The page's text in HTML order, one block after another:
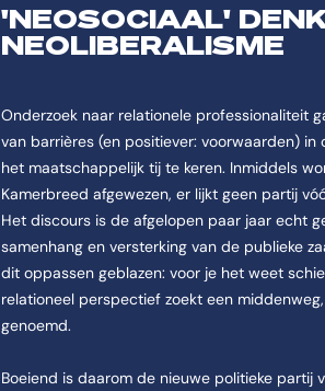
'NEOSOCIAAL'
NEOLIBERALISME
Onderzoek naar relationele professionaliteit
van barrières (en positiever: voorwaarden)
het maatschappelijk tij te keren. Inmiddels
Kamerbreed afgewezen, er lijkt geen partij
Het discours is de afgelopen paar jaar echt
samenhang en versterking van de publieke
dit oppassen geblazen: voor je het weet
relationeel perspectief zoekt een
genoemd.
Boeiend is daarom de nieuwe politieke partij